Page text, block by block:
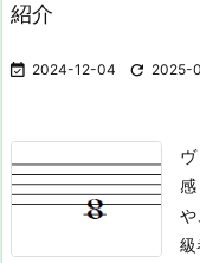
紹介
 2024-12-04  2025-
感
や
級